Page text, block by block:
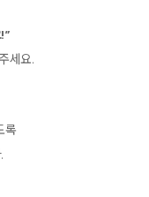
세요.
록